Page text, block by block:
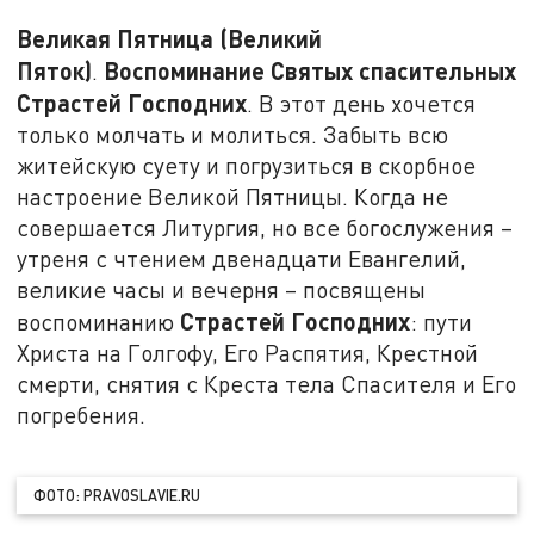
Великая Пятница (Великий
Пяток). Воспоминание Святых спасительных
Страстей Господних. В этот день хочется
только молчать и молиться. Забыть всю
житейскую суету и погрузиться в скорбное
настроение Великой Пятницы. Когда не
совершается Литургия, но все богослужения –
утреня с чтением двенадцати Евангелий,
великие часы и вечерня – посвящены
воспоминанию Страстей Господних: пути
Христа на Голгофу, Его Распятия, Крестной
смерти, снятия с Креста тела Спасителя и Его
погребения.
ФОТО: PRAVOSLAVIE.RU